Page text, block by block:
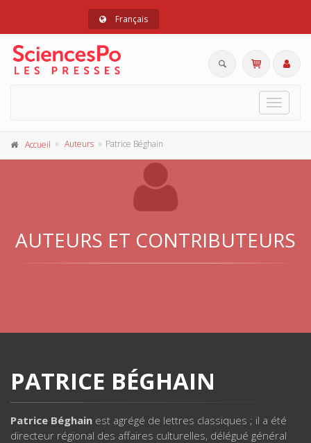
Français
Toggle
Accueil Auteurs Patrice Béghain
AUTEURS ET CONTRIBUTEURS
PATRICE BÉGHAIN
Patrice Béghain est agrégé de lettres classiques ; il a été
directeur régional des affaires culturelles, délégué général